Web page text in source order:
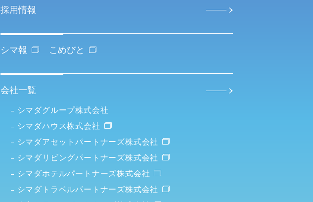
採用情報
シマ報 こめびと
会社一覧
シマダグループ株式会社
シマダハウス株式会社
シマダアセットパートナーズ株式会社
シマダリビングパートナーズ株式会社
シマダホテルパートナーズ株式会社
シマダトラベルパートナーズ株式会社